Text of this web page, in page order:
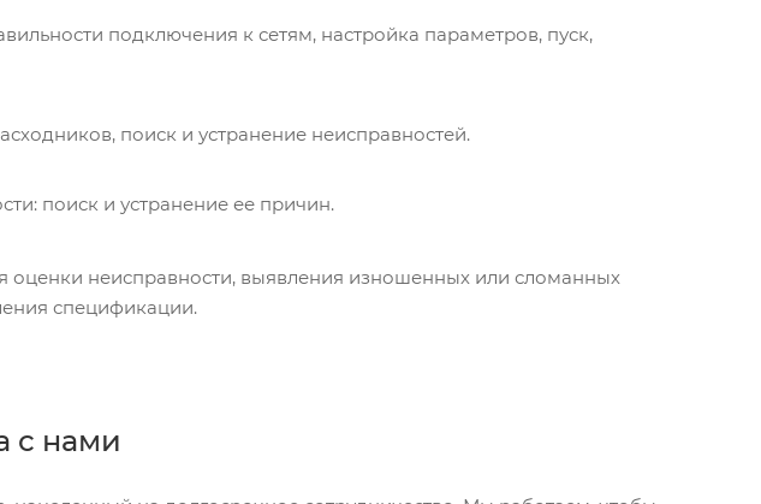
подключения к сетям, настройка параметров, пуск,
поиск и устранение неисправностей.
поиск и устранение ее причин.
оценки неисправности, выявления изношенных или сломанных
спецификации.
с нами